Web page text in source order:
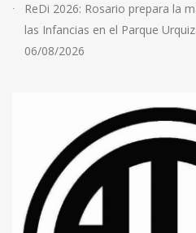
ReDi 2026: Rosario prepara la
las Infancias en el Parque
06/08/2026